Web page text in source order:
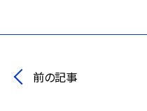
前の記事